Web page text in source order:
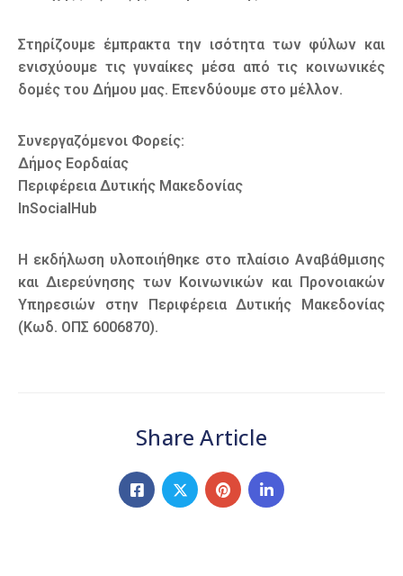
Στηρίζουμε έμπρακτα την ισότητα των φύλων και
ενισχύουμε τις γυναίκες μέσα από τις κοινωνικές
δομές του Δήμου μας. Επενδύουμε στο μέλλον.
Συνεργαζόμενοι Φορείς:
Δήμος Εορδαίας
Περιφέρεια Δυτικής Μακεδονίας
InSocialHub
Η εκδήλωση υλοποιήθηκε στο πλαίσιο Αναβάθμισης
και Διερεύνησης των Κοινωνικών και Προνοιακών
Υπηρεσιών στην Περιφέρεια Δυτικής Μακεδονίας
(Κωδ. ΟΠΣ 6006870).
Share Article